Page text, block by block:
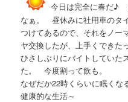
今日は完全に春だ♪
なぁ。 昼休みに社用車のタ
つけてあるので、それをノ
ヤ交換したが、上手くできた
ひさしぶりにバイトしていた
た。 今度割って飲も。
なぜだか22時くらいに眠くな
健康的な生活～